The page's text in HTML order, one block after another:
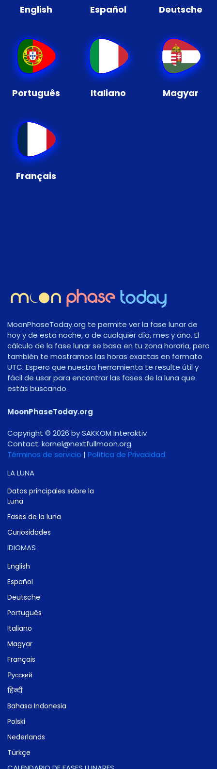
English Español Deutsche
Português Italiano Magyar
Français
MoonPhaseToday.org te permite ver la fase lunar de
hoy y de esta noche, o de cualquier día, mes y año. El
cálculo de la fase lunar se basa en tu zona horaria, pero
también te mostramos las horas exactas en formato
UTC. Espero que nuestra herramienta te resulte útil y
fácil de usar para encontrar las fases de la luna que
estás buscando.
MoonPhaseToday.org
Copyright © 2026 by SAKKOM Interaktiv
Contact: gro.noomlluftxen@lenrok
Términos de servicio | Política de Privacidad
LA LUNA
Datos principales sobre la
Luna
Fases de la luna
Curiosidades
IDIOMAS
English
Español
Deutsche
Português
Italiano
Magyar
Français
Русский
हिन्दी
Bahasa Indonesia
Polski
Nederlands
Türkçe